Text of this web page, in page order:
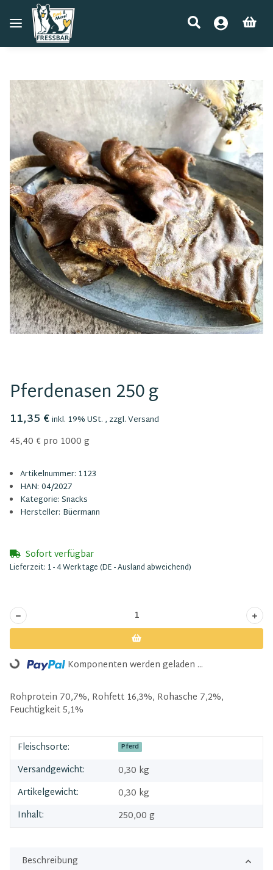
Pferdenasen 250 g
11,35 €inkl. 19% USt. , zzgl.Versand
45,40 € pro 1000 g
Artikelnummer: 1123
HAN: 04/2027
Kategorie:Snacks
Hersteller: Büermann
Sofort verfügbar
Lieferzeit: 1 - 4 Werktage(DE - Ausland abweichend)
Loading... Komponenten werden geladen ...
Rohprotein 70,7%, Rohfett 16,3%, Rohasche 7,2%,
Feuchtigkeit 5,1%
Fleischsorte: Pferd
Versandgewicht:
0,30 kg
Artikelgewicht:
0,30 kg
Inhalt:
250,00 g
Beschreibung